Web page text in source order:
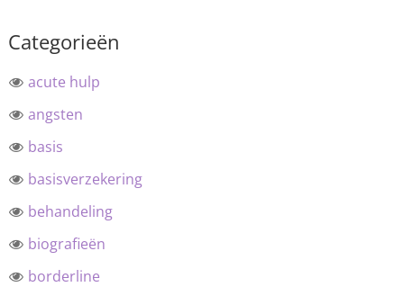
Categorieën
acute hulp
angsten
basis
basisverzekering
behandeling
biografieën
borderline